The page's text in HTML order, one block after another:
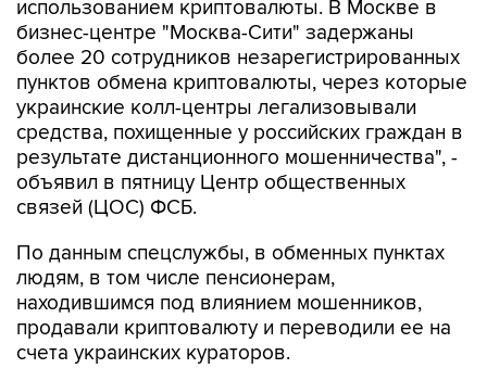
использованием криптовалюты. В Москве в
бизнес-центре "Москва-Сити" задержаны
более 20 сотрудников незарегистрированных
пунктов обмена криптовалюты, через которые
украинские колл-центры легализовывали
средства, похищенные у российских граждан в
результате дистанционного мошенничества", -
объявил в пятницу Центр общественных
связей (ЦОС) ФСБ.
По данным спецслужбы, в обменных пунктах
людям, в том числе пенсионерам,
находившимся под влиянием мошенников,
продавали криптовалюту и переводили ее на
счета украинских кураторов.